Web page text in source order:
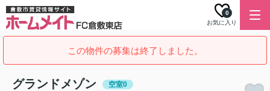
お気に入り
0
この物件の募集は終了しました。
グランドメゾン 空室0